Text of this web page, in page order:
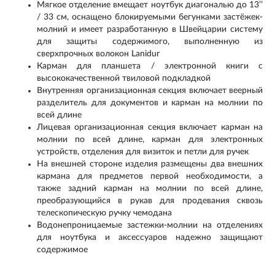
Мягкое отделение вмещает ноутбук диагональю до 13’’
/ 33 см, оснащено блокируемыми бегунками застёжек-
молний и имеет разработанную в Швейцарии систему
для защиты содержимого, выполненную из
сверхпрочных волокон Lanidur
Карман для планшета / электронной книги с
высококачественной твиловой подкладкой
Внутренняя организационная секция включает веерный
разделитель для документов и карман на молнии по
всей длине
Лицевая организационная секция включает карман на
молнии по всей длине, карман для электронных
устройств, отделения для визиток и петли для ручек
На внешней стороне изделия размещены два внешних
кармана для предметов первой необходимости, а
также задний карман на молнии по всей длине,
преобразующийся в рукав для продевания сквозь
телескопическую ручку чемодана
Водонепроницаемые застежки-молнии на отделениях
для ноутбука и аксессуаров надежно защищают
содержимое